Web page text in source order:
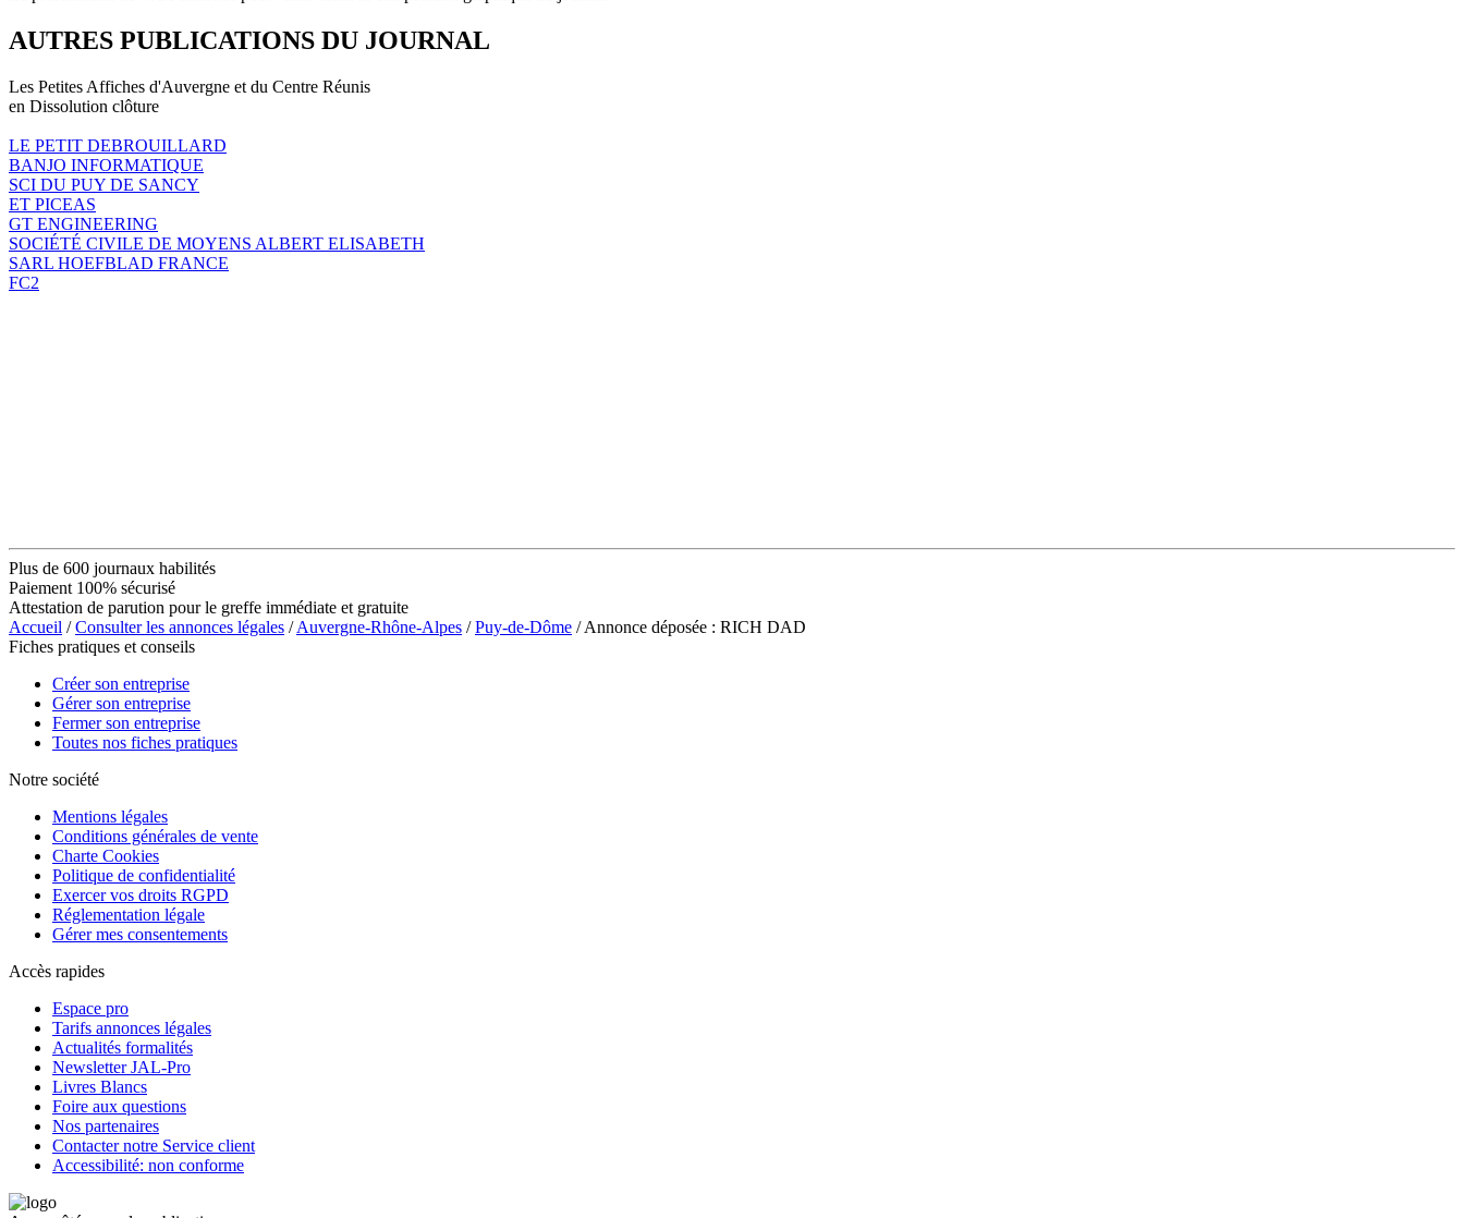
AUTRES PUBLICATIONS DU JOURNAL
Les Petites Affiches d'Auvergne et du Centre Réunis
en Dissolution clôture
LE PETIT DEBROUILLARD
BANJO INFORMATIQUE
SCI DU PUY DE SANCY
ET PICEAS
GT ENGINEERING
SOCIÉTÉ CIVILE DE MOYENS ALBERT ELISABETH
SARL HOEFBLAD FRANCE
FC2
Plus de 600 journaux habilités
Paiement 100% sécurisé
Attestation de parution pour le greffe immédiate et gratuite
Accueil /Consulter les annonces légales /Auvergne-Rhône-Alpes /Puy-de-Dôme / Annonce déposée : RICH DAD
Fiches pratiques et conseils
Créer son entreprise
Gérer son entreprise
Fermer son entreprise
Toutes nos fiches pratiques
Notre société
Mentions légales
Conditions générales de vente
Charte Cookies
Politique de confidentialité
Exercer vos droits RGPD
Réglementation légale
Gérer mes consentements
Accès rapides
Espace pro
Tarifs annonces légales
Actualités formalités
Newsletter JAL-Pro
Livres Blancs
Foire aux questions
Nos partenaires
Contacter notre Service client
Accessibilité: non conforme